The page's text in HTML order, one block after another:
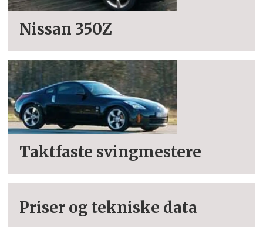
Nissan 350Z
Taktfaste svingmestere
Priser og tekniske data